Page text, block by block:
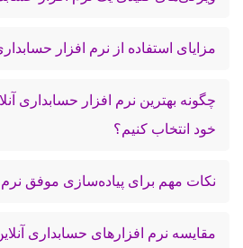
مزایای استفاده از نرم افزار
چگونه بهترین نرم افزار حسابداری
خود انتخاب کنیم؟
نکات مهم برای پیاده‌سازی موفق نرم
مقایسه نرم افزارهای حسابداری